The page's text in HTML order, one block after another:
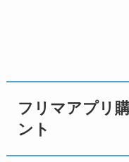
フリマアプリ
ント